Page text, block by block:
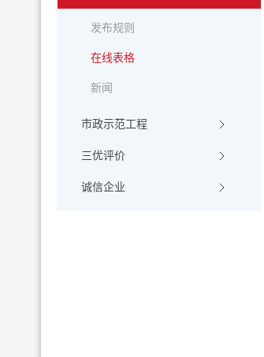
发布规则
在线表格
新闻
市政示范工程
三优评价
诚信企业